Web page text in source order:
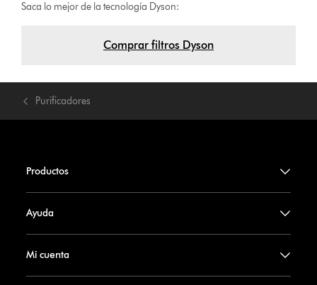
Saca lo mejor de la tecnología Dyson:
Comprar filtros Dyson
Purificadores
Productos
Ayuda
Mi cuenta